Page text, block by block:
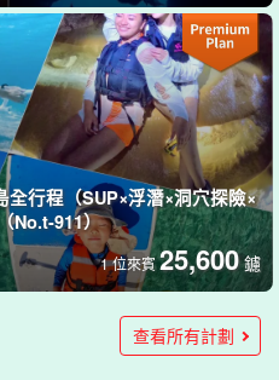
行程（SUP×浮潛×洞穴探險×
No.t-911）
1 位來賓25,600 鑢
海灘SUP＆南瓜洞探險＆獨木
17,700 鑢
海龜浮潛&南瓜洞&皮艇之旅
17,700 鑢
海上皮艇之旅★免費拍照與接
12,000 鑢
查看所有計劃